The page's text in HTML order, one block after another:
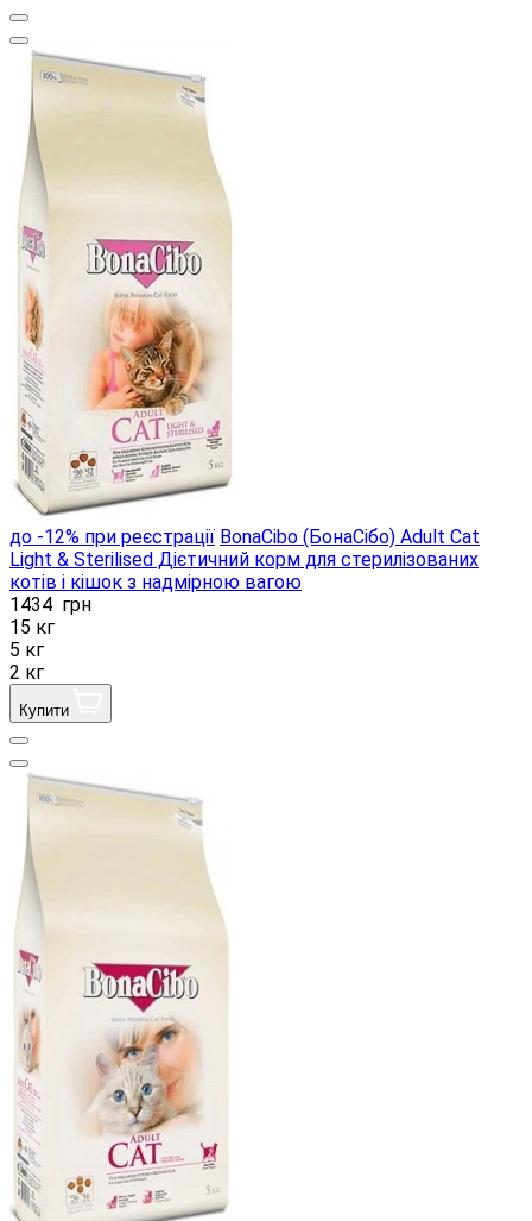
до -12% при реєстрації BonaCibo (БонаСібо) Adult Cat
Light & Sterilised Дієтичний корм для стерилізованих
котів і кішок з надмірною вагою
1434 грн
15 кг
5 кг
2 кг
Купити